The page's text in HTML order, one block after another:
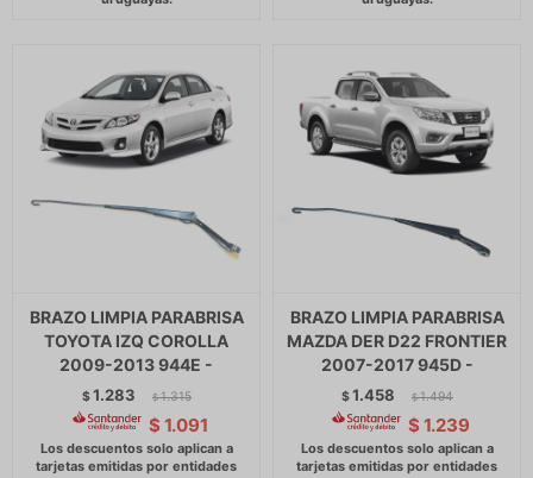
BRAZO LIMPIA PARABRISA
TOYOTA IZQ COROLLA
2009-2013 944E -
$1.283 $ 1.315
$ 1.091
BRAZO LIMPIA PARABRISA
MAZDA DER D22 FRONTIER
2007-2017 945D -
$1.458 $ 1.494
$ 1.239